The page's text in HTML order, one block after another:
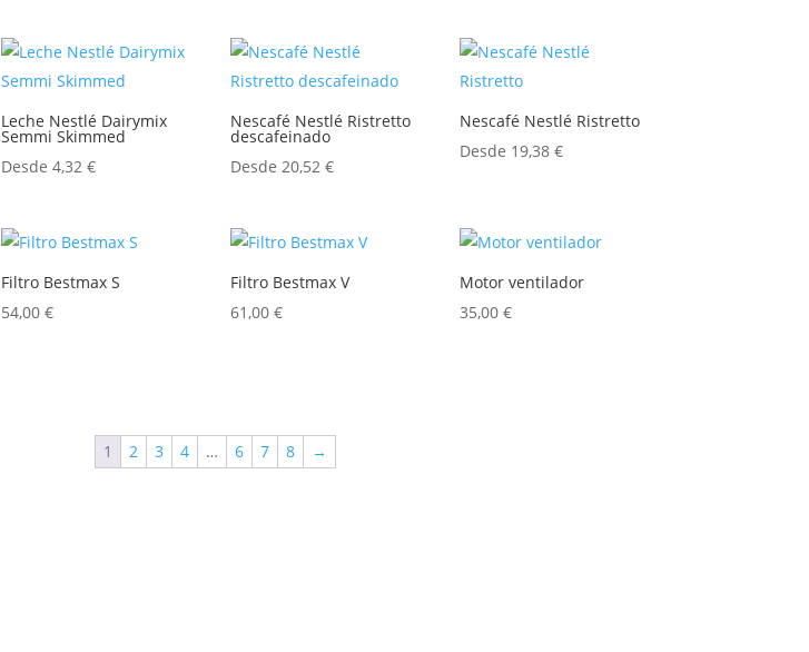
Leche Nestlé Dairymix
Semmi Skimmed
Desde 4,32 €
Nescafé Nestlé Ristretto
descafeinado
Desde 20,52 €
Nescafé Nestlé Ristretto
Desde 19,38€
Filtro Bestmax S
54,00 €
Filtro Bestmax V
61,00 €
Motor ventilador
35,00€
1 2 3 4 … 6 7 8 →